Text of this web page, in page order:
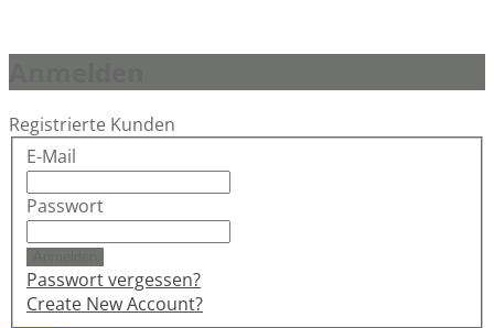
Registrierte Kunden
E-Mail
Passwort
Passwort vergessen?
Create New Account?